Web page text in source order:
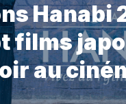
Hanabi
films
au